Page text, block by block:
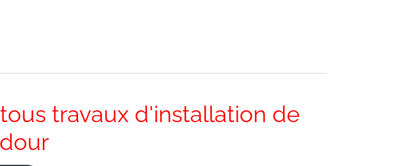
travaux d'installation de